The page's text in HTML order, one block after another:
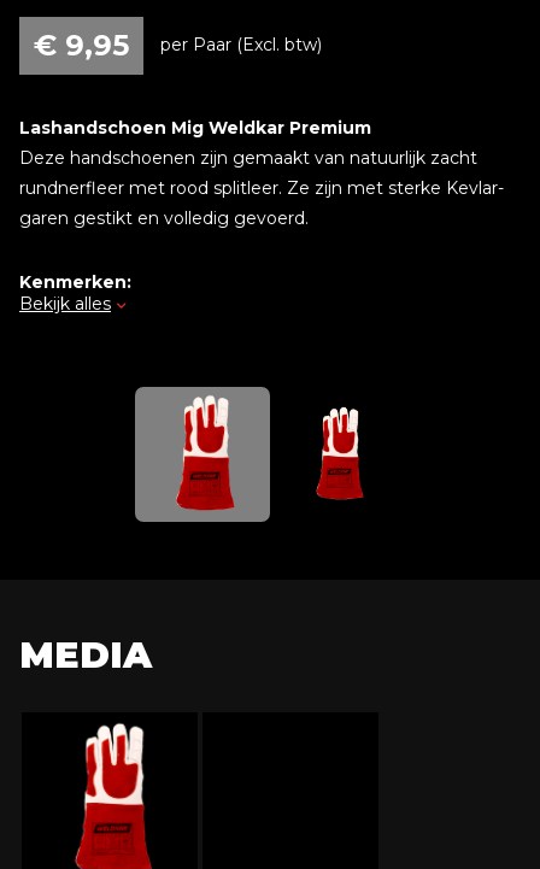
€ 9,95 per Paar (Excl. btw)
Lashandschoen Mig Weldkar Premium
Deze handschoenen zijn gemaakt van natuurlijk zacht
rundnerfleer met rood splitleer. Ze zijn met sterke Kevlar-
garen gestikt en volledig gevoerd.
Kenmerken:
Verpakt per paar
EN 388+A1:2019 (EN 388:2016+A1:2018)
EN 12477:2001/A1:2005
EN 407:2021 ed. 2 (EN 407:2020)
Bekijk alles
MEDIA